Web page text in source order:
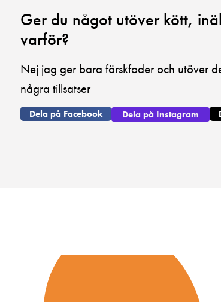
Ger du något utöver kött,
varför?
Nej jag ger bara färskfoder och utöver
några tillsatser
Dela på Facebook Dela på Instagram